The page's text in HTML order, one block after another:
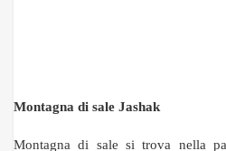
Montagna di sale Jashak
Montagna di sale si trova nella